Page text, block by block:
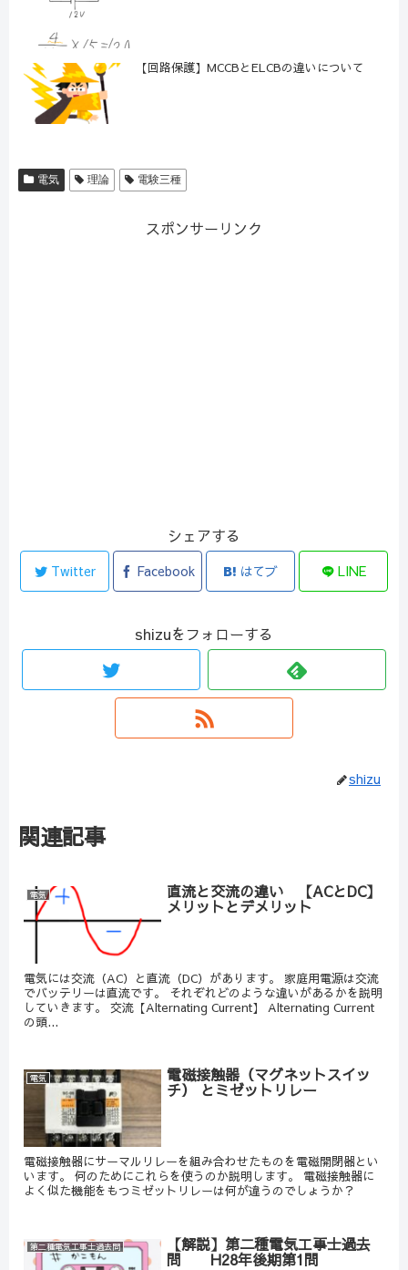
【回路保護】MCCBとELCBの違いについて
電気 理論 電験三種
スポンサーリンク
シェアする
Twitter Facebook はてブ LINE
shizuをフォローする
shizu
関連記事
電気 直流と交流の違い 【ACとDC】
メリットとデメリット
電気には交流（AC）と直流（DC）があります。 家庭用電源は交流
でバッテリーは直流です。 それぞれどのような違いがあるかを説明
していきます。 交流【Alternating Current】 Alternating Current
の頭...
電気 電磁接触器（マグネットスイッ
チ） とミゼットリレー
電磁接触器にサーマルリレーを組み合わせたものを電磁開閉器とい
います。 何のためにこれらを使うのか説明します。 電磁接触器に
よく似た機能をもつミゼットリレーは何が違うのでしょうか？
第二種電気工事士過去問 【解説】第二種電気工事士過去
問 H28年後期第1問